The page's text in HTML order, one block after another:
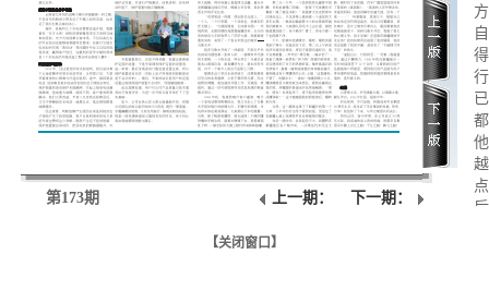
第173期 上一期： 下一期：
【关闭窗口】